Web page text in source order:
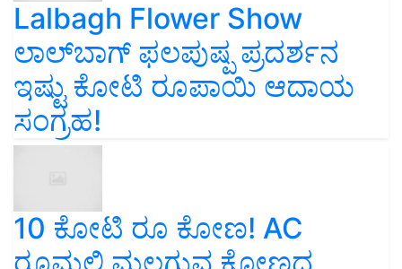
Lalbagh Flower Show
ಲಾಲ್‌ಬಾಗ್ ಫಲಪುಷ್ಪ ಪ್ರದರ್ಶನ
ಇಷ್ಟು ಕೋಟಿ ರೂಪಾಯಿ ಆದಾಯ
ಸಂಗ್ರಹ!
10 ಕೋಟಿ ರೂ ಕೋಣ! AC